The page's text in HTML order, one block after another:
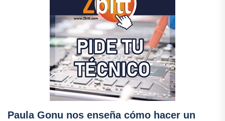
Paula Gonu nos enseña cómo hacer un